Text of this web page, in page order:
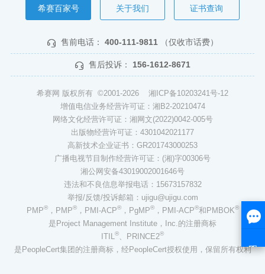
希赛百家号 关于我们 证书查询
售前电话： 400-111-9811 （仅收市话费）
售后投诉： 156-1612-8671
希赛网 版权所有 ©2001-2026 湘ICP备10203241号-12
增值电信业务经营许可证：湘B2-20210474
网络文化经营许可证：湘网文(2022)0042-005号
出版物经营许可证：4301042021177
高新技术企业证书：GR201743000253
广播电视节目制作经营许可证：(湘)字00306号
湘公网安备43019002001646号
违法和不良信息举报电话：15673157832
举报/反馈/投诉邮箱：ujigu@ujigu.com
PMP®，PMP®，PMI-ACP®，PgMP®，PMI-ACP®和PMBOK®
是Project Management Institute，Inc.的注册商标
ITIL®、PRINCE2®
是PeopleCert集团的注册商标，经PeopleCert授权使用，保留所有权利